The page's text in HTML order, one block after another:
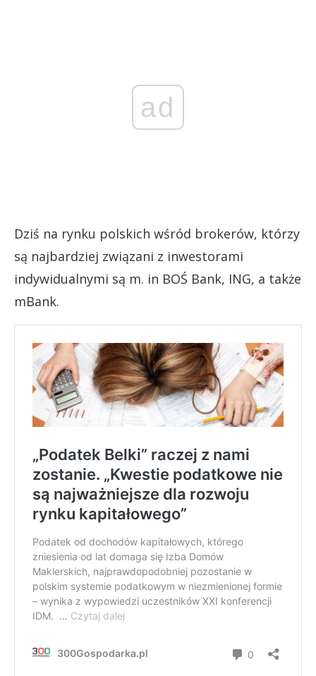
ad
Dziś na rynku polskich wśród brokerów, którzy
są najbardziej związani z inwestorami
indywidualnymi są m. in BOŚ Bank, ING, a także
mBank.